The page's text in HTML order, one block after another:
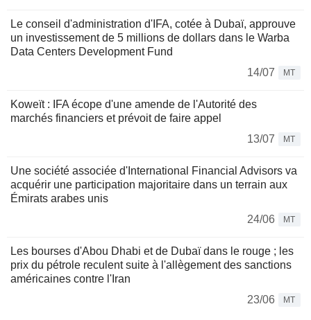
Le conseil d'administration d'IFA, cotée à Dubaï, approuve
un investissement de 5 millions de dollars dans le Warba
Data Centers Development Fund
14/07
MT
Koweït : IFA écope d'une amende de l'Autorité des
marchés financiers et prévoit de faire appel
13/07
MT
Une société associée d'International Financial Advisors va
acquérir une participation majoritaire dans un terrain aux
Émirats arabes unis
24/06
MT
Les bourses d'Abou Dhabi et de Dubaï dans le rouge ; les
prix du pétrole reculent suite à l'allègement des sanctions
américaines contre l'Iran
23/06
MT